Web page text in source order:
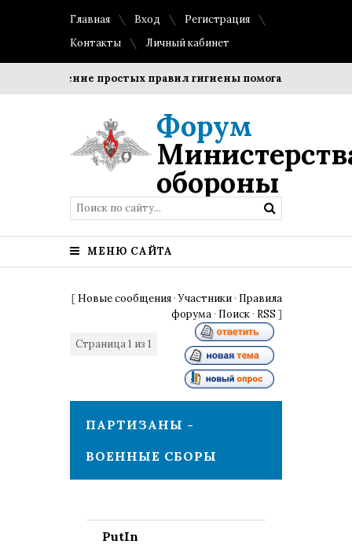
Главная Вход
Регистрация
Контакты
Личный кабинет
Соблюдение простых правил гигиены помогает
Форум
обороны
МЕНЮ САЙТА
[ Новые сообщения ·Участники · Правила
форума · Поиск · RSS ]
Страница1 из 1
ПАРТИЗАНЫ -
ВОЕННЫЕ СБОРЫ
PutIn